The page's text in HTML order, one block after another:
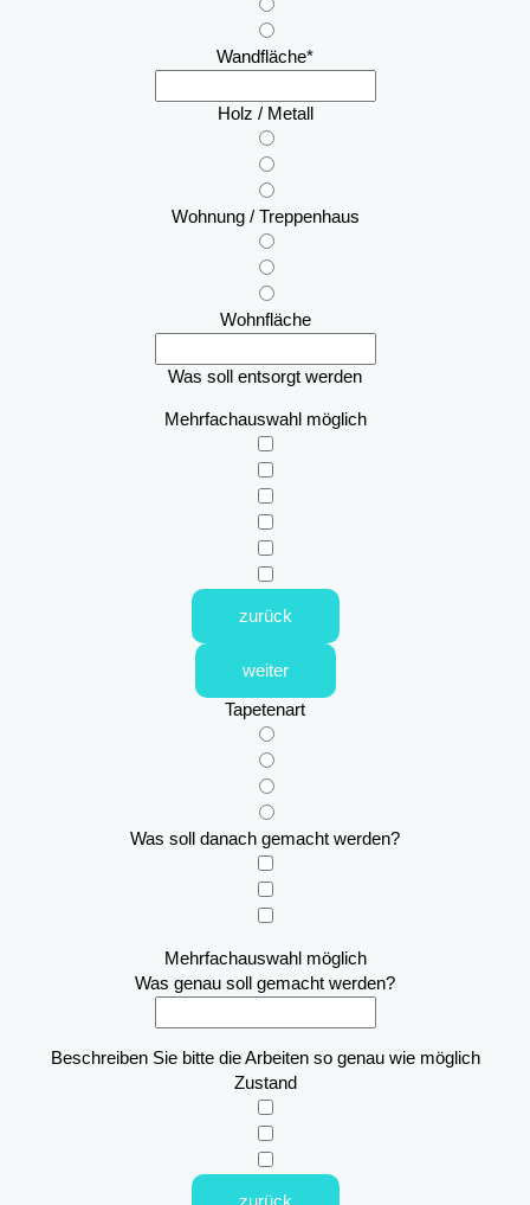
Wandfläche*
Holz / Metall
Wohnung / Treppenhaus
Wohnfläche
Was soll entsorgt werden
Mehrfachauswahl möglich
zurück
weiter
Tapetenart
Was soll danach gemacht werden?
Mehrfachauswahl möglich
Was genau soll gemacht werden?
Beschreiben Sie bitte die Arbeiten so genau wie möglich
Zustand